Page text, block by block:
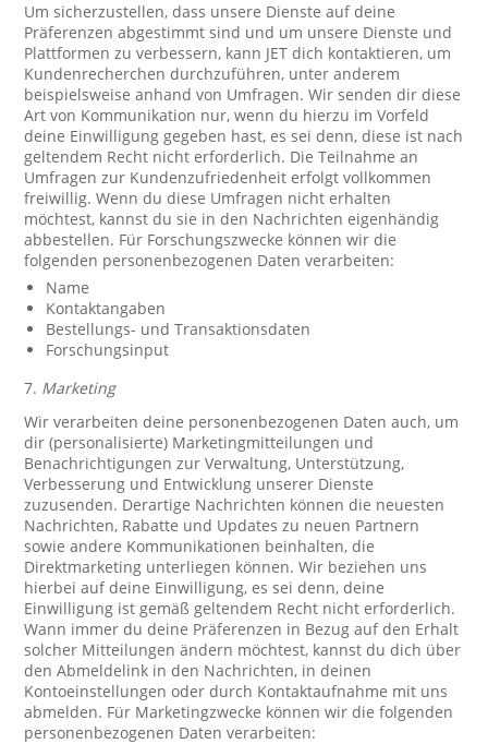
Um sicherzustellen, dass unsere Dienste auf deine
Präferenzen abgestimmt sind und um unsere Dienste und
Plattformen zu verbessern, kann JET dich kontaktieren, um
Kundenrecherchen durchzuführen, unter anderem
beispielsweise anhand von Umfragen. Wir senden dir diese
Art von Kommunikation nur, wenn du hierzu im Vorfeld
deine Einwilligung gegeben hast, es sei denn, diese ist nach
geltendem Recht nicht erforderlich. Die Teilnahme an
Umfragen zur Kundenzufriedenheit erfolgt vollkommen
freiwillig. Wenn du diese Umfragen nicht erhalten
möchtest, kannst du sie in den Nachrichten eigenhändig
abbestellen. Für Forschungszwecke können wir die
folgenden personenbezogenen Daten verarbeiten:
Name
Kontaktangaben
Bestellungs- und Transaktionsdaten
Forschungsinput
7. Marketing
Wir verarbeiten deine personenbezogenen Daten auch, um
dir (personalisierte) Marketingmitteilungen und
Benachrichtigungen zur Verwaltung, Unterstützung,
Verbesserung und Entwicklung unserer Dienste
zuzusenden. Derartige Nachrichten können die neuesten
Nachrichten, Rabatte und Updates zu neuen Partnern
sowie andere Kommunikationen beinhalten, die
Direktmarketing unterliegen können. Wir beziehen uns
hierbei auf deine Einwilligung, es sei denn, deine
Einwilligung ist gemäß geltendem Recht nicht erforderlich.
Wann immer du deine Präferenzen in Bezug auf den Erhalt
solcher Mitteilungen ändern möchtest, kannst du dich über
den Abmeldelink in den Nachrichten, in deinen
Kontoeinstellungen oder durch Kontaktaufnahme mit uns
abmelden. Für Marketingzwecke können wir die folgenden
personenbezogenen Daten verarbeiten: